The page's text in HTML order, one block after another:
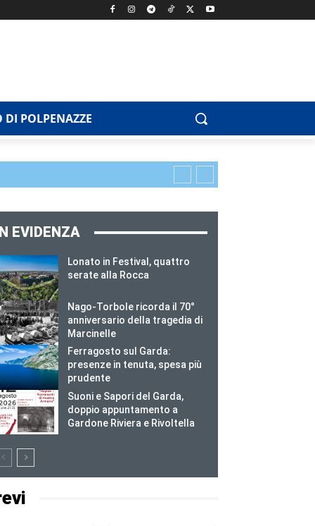
DI POLPENAZZE
EVIDENZA
Lonato in Festival, quattro
serate alla Rocca
Nago-Torbole ricorda il 70°
anniversario della tragedia di
Marcinelle
Ferragosto sul Garda:
presenze in tenuta, spesa più
prudente
Suoni e Sapori del Garda,
doppio appuntamento a
Gardone Riviera e Rivoltella